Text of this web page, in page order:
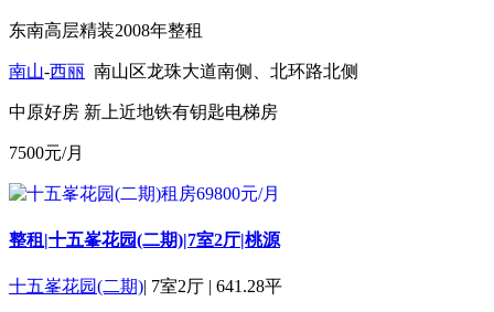
东南高层精装2008年整租
南山-西丽 南山区龙珠大道南侧、北环路北侧
中原好房 新上近地铁有钥匙电梯房
7500元/月
整租|十五峯花园(二期)|7室2厅|桃源
十五峯花园(二期)| 7室2厅 | 641.28平